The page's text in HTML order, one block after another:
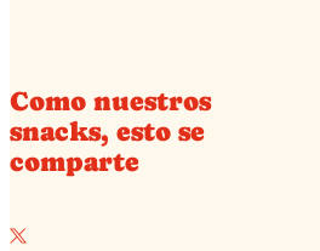
Como nuestros
snacks, esto se
comparte